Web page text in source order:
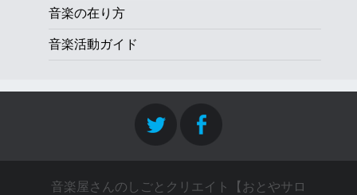
音楽の在り方
音楽活動ガイド
音楽屋さんのしごとクリエイト【おとやサロ